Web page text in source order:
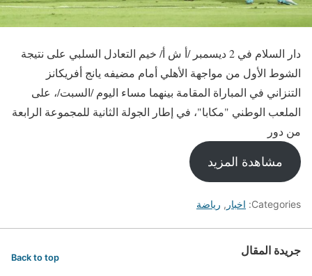
دار السلام في 2 ديسمبر /أ ش أ/ خيم التعادل السلبي على نتيجة
الشوط الأول من مواجهة الأهلي أمام مضيفه يانج أفريكانز
التنزاني في المباراة المقامة بينهما مساء اليوم /السبت/، على
الملعب الوطني "مكابا"، في إطار الجولة الثانية للمجموعة الرابعة
من دور
مشاهدة المزيد
Categories: اخبار , رياضة
جريدة المقال Back to top